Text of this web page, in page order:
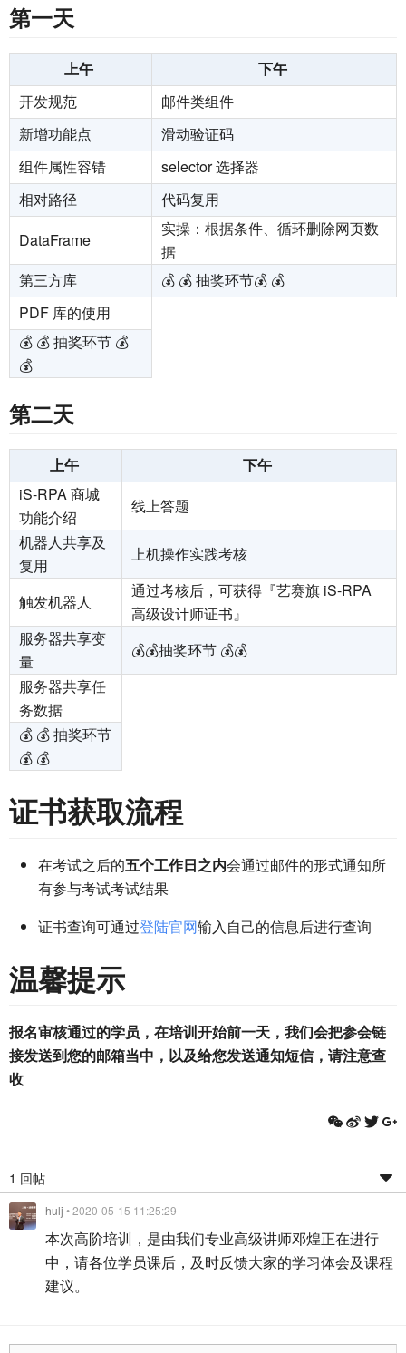
第一天
上午
下午
开发规范
邮件类组件
新增功能点
滑动验证码
组件属性容错
selector 选择器
相对路径
代码复用
DataFrame
实操：根据条件、循环删除网页数
据
第三方库
💰 💰 抽奖环节💰 💰
PDF 库的使用
💰 💰 抽奖环节 💰
💰
第二天
上午
下午
iS-RPA 商城
功能介绍
线上答题
机器人共享及
复用
上机操作实践考核
触发机器人
通过考核后，可获得『艺赛旗 iS-RPA
高级设计师证书』
服务器共享变
量
💰💰抽奖环节 💰💰
服务器共享任
务数据
💰 💰 抽奖环节
💰 💰
证书获取流程
在考试之后的五个工作日之内会通过邮件的形式通知所
有参与考试考试结果
证书查询可通过登陆官网输入自己的信息后进行查询
温馨提示
报名审核通过的学员，在培训开始前一天，我们会把参会链
接发送到您的邮箱当中，以及给您发送通知短信，请注意查
收
1 回帖
hulj • 2020-05-15 11:25:29
本次高阶培训，是由我们专业高级讲师邓煌正在进行
中，请各位学员课后，及时反馈大家的学习体会及课程
建议。